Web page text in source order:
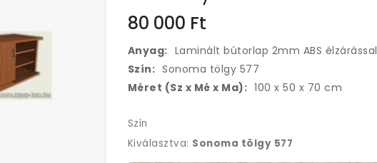
80 000 Ft
Anyag: Laminált bútorlap 2mm ABS élzárással
Szín: Sonoma tölgy 577
Méret (Sz x Mé x Ma): 100 x 50 x 70 cm
Szín
Kiválasztva: Sonoma tölgy 577